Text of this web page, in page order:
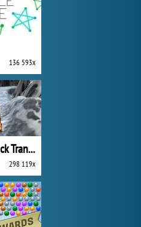
136 593x
Mountain Truck Transport
298 119x